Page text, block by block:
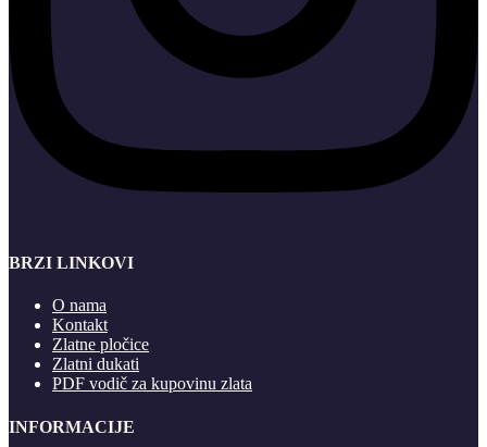
BRZI LINKOVI
O nama
Kontakt
Zlatne pločice
Zlatni dukati
PDF vodič za kupovinu zlata
INFORMACIJE